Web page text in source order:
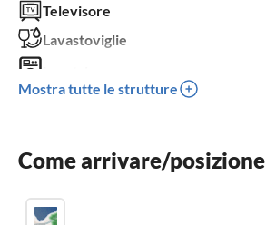
Televisore
Lavastoviglie
Posto auto
Mostra tutte le strutture
Come arrivare/posizione